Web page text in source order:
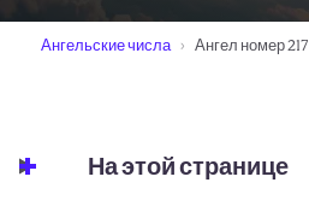
Ангельские числа Ангел номер 217
На этой странице